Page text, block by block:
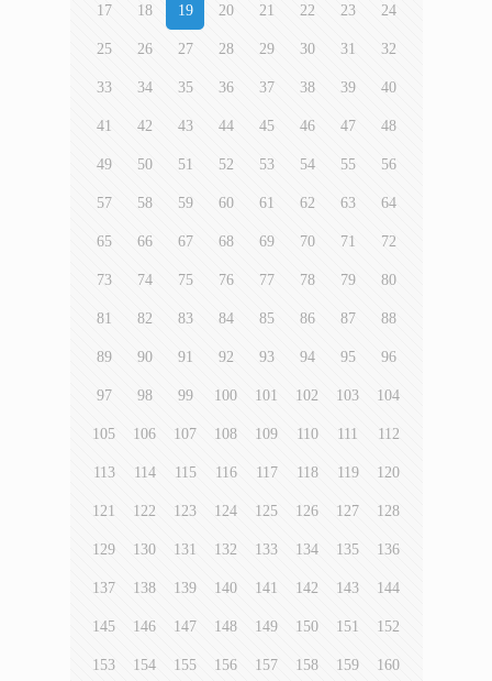
17 18 19 20 21 22 23 24
25 26 27 28 29 30 31 32
33 34 35 36 37 38 39 40
41 42 43 44 45 46 47 48
49 50 51 52 53 54 55 56
57 58 59 60 61 62 63 64
65 66 67 68 69 70 71 72
73 74 75 76 77 78 79 80
81 82 83 84 85 86 87 88
89 90 91 92 93 94 95 96
97 98 99 100 101 102 103 104
105 106 107 108 109 110 111 112
113 114 115 116 117 118 119 120
121 122 123 124 125 126 127 128
129 130 131 132 133 134 135 136
137 138 139 140 141 142 143 144
145 146 147 148 149 150 151 152
153 154 155 156 157 158 159 160